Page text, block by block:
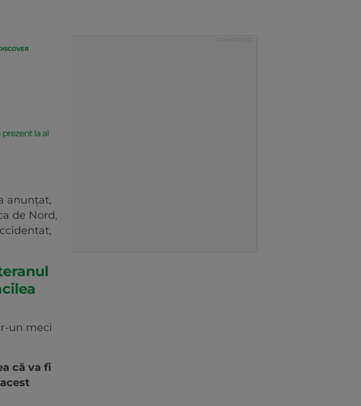
la al
anunţat,
de Nord,
un meci
că va fi